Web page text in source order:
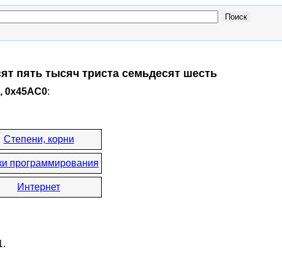
пять тысяч триста семьдесят шесть
0x45AC0:
Степени, корни
программирования
Интернет
.